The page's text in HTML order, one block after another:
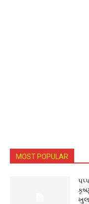
MOST POPULAR